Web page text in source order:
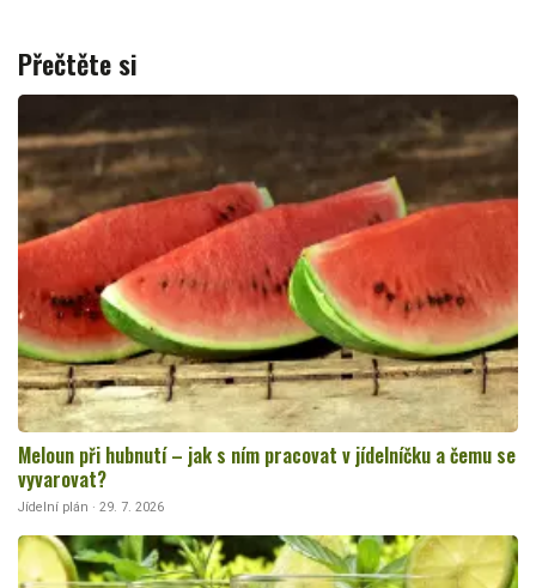
Přečtěte si
Meloun při hubnutí – jak s ním pracovat v jídelníčku a čemu se
vyvarovat?
Jídelní plán · 29. 7. 2026